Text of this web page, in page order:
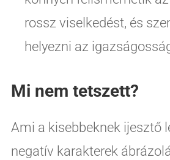
rossz viselkedést, és
helyezni az
Mi nem tetszett?
Ami a kisebbeknek ijesztő
negatív karakterek